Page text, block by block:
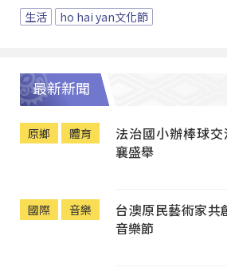
生活 ho hai yan文化節
最新新聞
原鄉 體育
法治國小辦棒球
襄盛舉
國際 音樂
台澳原民藝術家共
音樂節